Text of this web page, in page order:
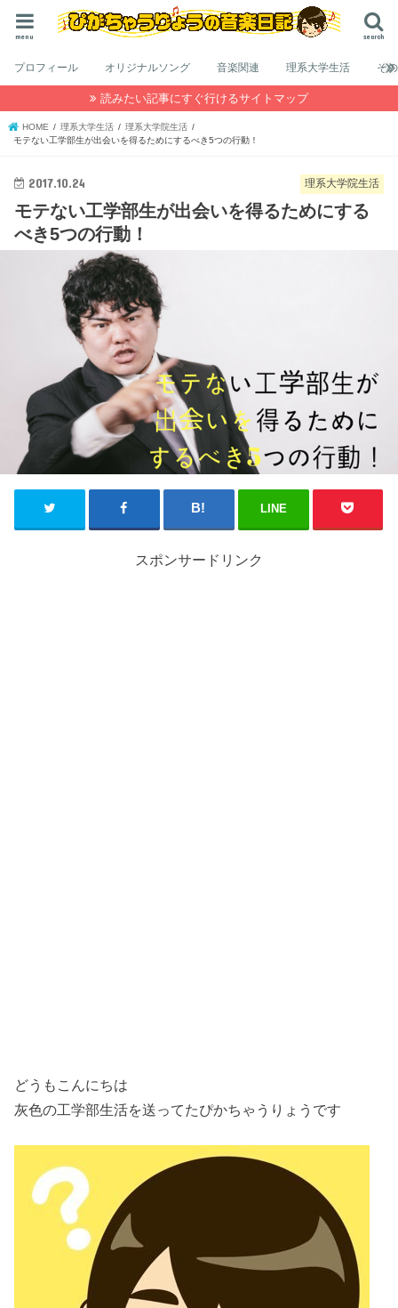
search
menu
プロフィール オリジナルソング 音楽関連 理系大学生活 そ
読みたい記事にすぐ行けるサイトマップ
HOME 理系大学生活
理系大学院生活
モテない工学部生が出会いを得るためにするべき5つの行動！
理系大学院生活
2017.10.24
モテない工学部生が出会いを得るためにする
べき5つの行動！
LINE
スポンサードリンク
どうもこんにちは
灰色の工学部生活を送ってたぴかちゃうりょうです